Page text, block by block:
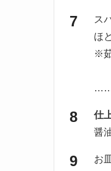
ス
ほ
※
仕
醤
お